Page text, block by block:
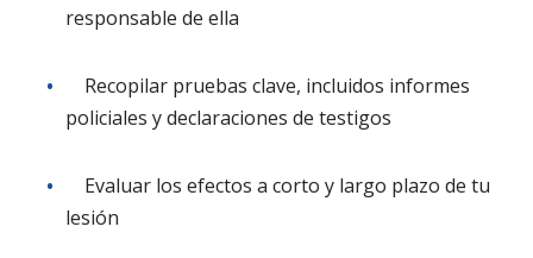
responsable de ella
Recopilar pruebas clave, incluidos informes
policiales y declaraciones de testigos
Evaluar los efectos a corto y largo plazo de tu
lesión